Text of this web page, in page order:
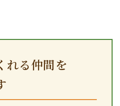
れる仲間を